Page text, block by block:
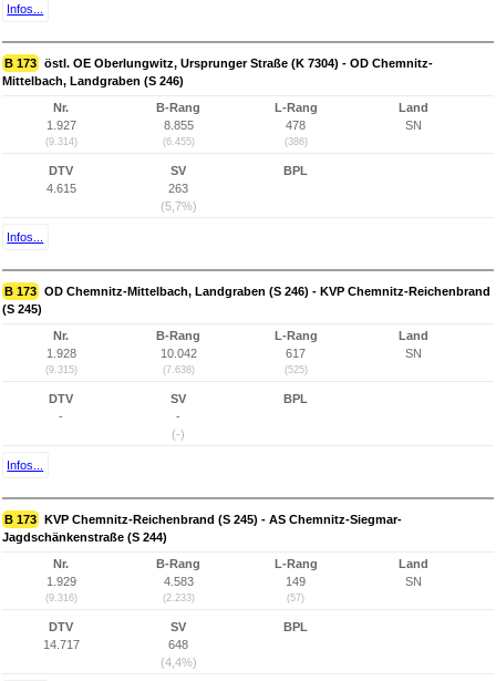
Infos...
B 173 östl. OE Oberlungwitz, Ursprunger Straße (K 7304) - OD Chemnitz-
Mittelbach, Landgraben (S 246)
Nr.
1.927
(9.314)
B-Rang
8.855
(6.455)
L-Rang
478
(386)
Land
SN
DTV
4.615
SV
263
(5,7%)
BPL
Infos...
B 173 OD Chemnitz-Mittelbach, Landgraben (S 246) - KVP Chemnitz-Reichenbrand
(S 245)
Nr.
1.928
(9.315)
B-Rang
10.042
(7.638)
L-Rang
617
(525)
Land
SN
DTV
-
SV
-
(-)
BPL
Infos...
B 173 KVP Chemnitz-Reichenbrand (S 245) - AS Chemnitz-Siegmar-
Jagdschänkenstraße (S 244)
Nr.
1.929
(9.316)
B-Rang
4.583
(2.233)
L-Rang
149
(57)
Land
SN
DTV
14.717
SV
648
(4,4%)
BPL